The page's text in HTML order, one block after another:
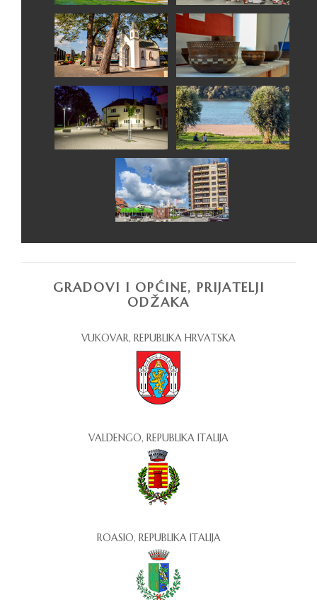
GRADOVI I OPĆINE, PRIJATELJI
ODŽAKA
VUKOVAR, REPUBLIKA HRVATSKA
VALDENGO, REPUBLIKA ITALIJA
ROASIO, REPUBLIKA ITALIJA